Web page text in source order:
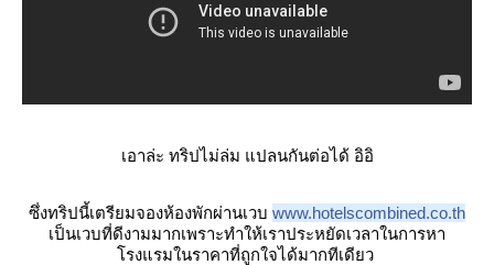
เอาล่ะ ทริปไม่ล่ม แปลนกันต่อได้ อิอิ
ซึ่งทริปนี้เตรียมจองห้องพักผ่านเวบ www.hotelscombined.co.th
เป็นเวบที่ดีงามมากเพราะทำให้เราประหยัดเวลาในการหา
รงแรมในราคาที่ถูกใจได้มากทีเดียว